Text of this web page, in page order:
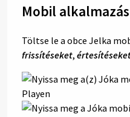
Mobil alkalmazás
Töltse le a obce Jelka
frissítéseket,